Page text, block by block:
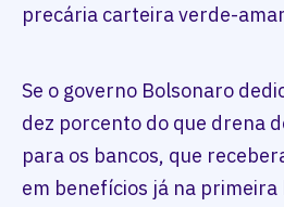
precária carteira verde-
Se o governo Bolsonaro
dez porcento do que drena
para os bancos, que
em benefícios já na primeira